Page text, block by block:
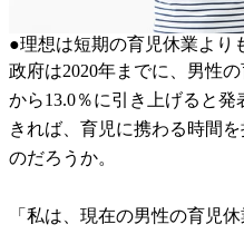
●理想は短期の育児休業より
政府は2020年までに、男性
から13.0％に引き上げると
きれば、育児に携わる時間
のだろうか。
「私は、現在の男性の育児